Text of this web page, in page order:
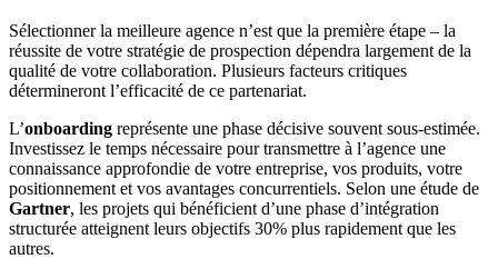
Sélectionner la meilleure agence n’est que la première étape – la
réussite de votre stratégie de prospection dépendra largement de la
qualité de votre collaboration. Plusieurs facteurs critiques
détermineront l’efficacité de ce partenariat.
L’onboarding représente une phase décisive souvent sous-estimée.
Investissez le temps nécessaire pour transmettre à l’agence une
connaissance approfondie de votre entreprise, vos produits, votre
positionnement et vos avantages concurrentiels. Selon une étude de
Gartner, les projets qui bénéficient d’une phase d’intégration
structurée atteignent leurs objectifs 30% plus rapidement que les
autres.